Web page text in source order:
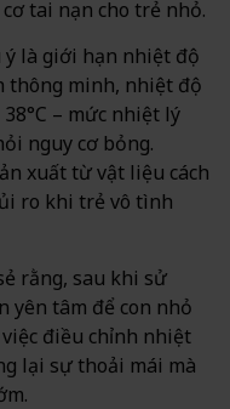
tai nạn cho trẻ nhỏ.
là giới hạn nhiệt độ
thông minh, nhiệt độ
– mức nhiệt lý
nguy cơ bỏng.
xuất từ vật liệu cách
ro khi trẻ vô tình
rằng, sau khi sử
yên tâm để con nhỏ
điều chỉnh nhiệt
lại sự thoải mái mà